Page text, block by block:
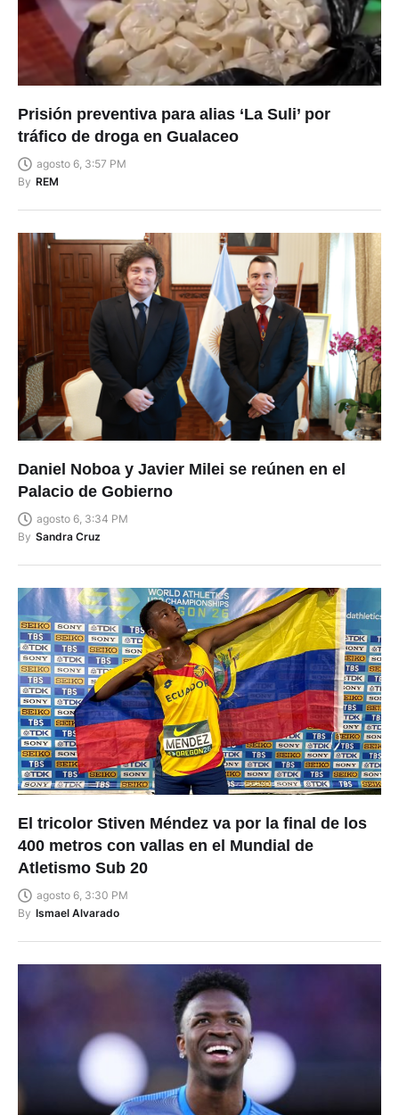
Prisión preventiva para alias ‘La Suli’ por
tráfico de droga en Gualaceo
agosto 6, 3:57 PM
By REM
Daniel Noboa y Javier Milei se reúnen en el
Palacio de Gobierno
agosto 6, 3:34 PM
By Sandra Cruz
El tricolor Stiven Méndez va por la final de los
400 metros con vallas en el Mundial de
Atletismo Sub 20
agosto 6, 3:30 PM
By Ismael Alvarado